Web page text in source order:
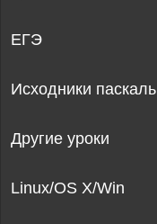
ЕГЭ
Исходники паскаль
Другие уроки
Linux/OS X/Win